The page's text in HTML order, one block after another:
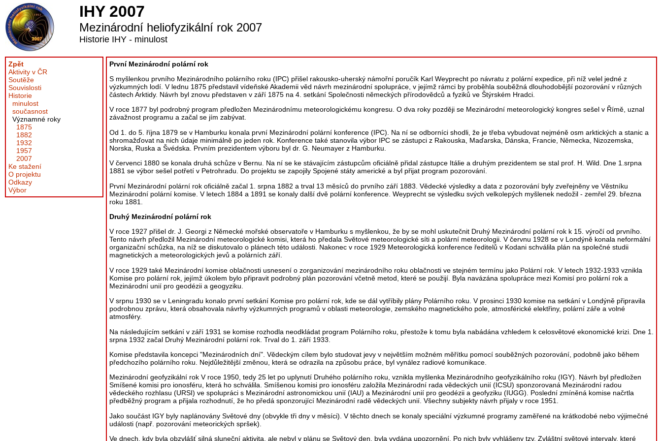
IHY 2007
Mezinárodní heliofyzikální rok 2007
Historie IHY - minulost
Zpět
Aktivity v ČR
Soutěže
Souvislosti
Historie
minulost
současnost
Významné roky
1875
1882
1932
1957
2007
Ke stažení
O projektu
Odkazy
Výbor
První Mezinárodní polární rok
S myšlenkou prvního Mezinárodního polárního roku (IPC) přišel rakousko-uherský námořní poručík Karl Weyprecht po návratu z polární expedice, při níž velel jedné z
výzkumných lodí. V lednu 1875 představil vídeňské Akademii věd návrh mezinárodní spolupráce, v jejímž rámci by proběhla souběžná dlouhodobější pozorování v různých
částech Arktidy. Návrh byl znovu představen v září 1875 na 4. setkání Společnosti německých přírodovědců a fyziků ve Štýrském Hradci.
V roce 1877 byl podrobný program předložen Mezinárodnímu meteorologickému kongresu. O dva roky později se Mezinárodní meteorologický kongres sešel v Římě, uznal
závažnost programu a začal se jím zabývat.
Od 1. do 5. října 1879 se v Hamburku konala první Mezinárodní polární konference (IPC). Na ní se odborníci shodli, že je třeba vybudovat nejméně osm arktických a stanic a
shromažďovat na nich údaje minimálně po jeden rok. Konference také stanovila výbor IPC se zástupci z Rakouska, Maďarska, Dánska, Francie, Německa, Nizozemska,
Norska, Ruska a Švédska. Prvním prezidentem výboru byl dr. G. Neumayer z Hamburku.
V červenci 1880 se konala druhá schůze v Bernu. Na ní se ke stávajícím zástupcům oficiálně přidal zástupce Itálie a druhým prezidentem se stal prof. H. Wild. Dne 1.srpna
1881 se výbor sešel potřetí v Petrohradu. Do projektu se zapojily Spojené státy americké a byl přijat program pozorování.
První Mezinárodní polární rok oficiálně začal 1. srpna 1882 a trval 13 měsíců do prvního září 1883. Vědecké výsledky a data z pozorování byly zveřejněny ve Věstníku
Mezinárodní polární komise. V letech 1884 a 1891 se konaly další dvě polární konference. Weyprecht se výsledku svých velkolepých myšlenek nedožil - zemřel 29. března
roku 1881.
Druhý Mezinárodní polární rok
V roce 1927 přišel dr. J. Georgi z Německé mořské observatoře v Hamburku s myšlenkou, že by se mohl uskutečnit Druhý Mezinárodní polární rok k 15. výročí od prvního.
Tento návrh předložil Mezinárodní meteorologické komisi, která ho předala Světové meteorologické síti a polární meteorologii. V červnu 1928 se v Londýně konala neformální
organizační schůzka, na níž se diskutovalo o plánech této události. Nakonec v roce 1929 Meteorologická konference ředitelů v Kodani schválila plán na společné studii
magnetických a meteorologických jevů a polárních září.
V roce 1929 také Mezinárodní komise oblačnosti usnesení o zorganizování mezinárodního roku oblačnosti ve stejném termínu jako Polární rok. V letech 1932-1933 vznikla
Komise pro polární rok, jejímž úkolem bylo připravit podrobný plán pozorování včetně metod, které se použijí. Byla navázána spolupráce mezi Komisí pro polární rok a
Mezinárodní unií pro geodézii a geogyziku.
V srpnu 1930 se v Leningradu konalo první setkání Komise pro polární rok, kde se dál vytříbily plány Polárního roku. V prosinci 1930 komise na setkání v Londýně připravila
podrobnou zprávu, která obsahovala návrhy výzkumných programů v oblasti meteorologie, zemského magnetického pole, atmosférické elektřiny, polární záře a volné
atmosféry.
Na následujícím setkání v září 1931 se komise rozhodla neodkládat program Polárního roku, přestože k tomu byla nabádána vzhledem k celosvětové ekonomické krizi. Dne 1.
srpna 1932 začal Druhý Mezinárodní polární rok. Trval do 1. září 1933.
Komise představila koncepci "Mezinárodních dní". Vědeckým cílem bylo studovat jevy v největším možném měřítku pomocí souběžných pozorování, podobně jako během
předchozího polárního roku. Nejdůležitější změnou, která se odrazila na způsobu práce, byl vynález radiové komunikace.
Mezinárodní geofyzikální rok V roce 1950, tedy 25 let po uplynutí Druhého polárního roku, vznikla myšlenka Mezinárodního geofyzikálního roku (IGY). Návrh byl předložen
Smíšené komisi pro ionosféru, která ho schválila. Smíšenou komisi pro ionosféru založila Mezinárodní rada vědeckých unií (ICSU) sponzorovaná Mezinárodní radou
vědeckého rozhlasu (URSI) ve spolupráci s Mezinárodní astronomickou unií (IAU) a Mezinárodní unií pro geodézii a geofyziku (IUGG). Poslední zmíněná komise načrtla
předběžný program a přijala rozhodnutí, že ho předá sponzorující Mezinárodní radě vědeckých unií. Všechny subjekty návrh přijaly v roce 1951.
Jako součást IGY byly naplánovány Světové dny (obvykle tři dny v měsíci). V těchto dnech se konaly speciální výzkumné programy zaměřené na krátkodobé nebo výjimečné
události (např. pozorování meteorických spršek).
Ve dnech, kdy byla obzvlášť silná sluneční aktivita, ale nebyl v plánu se Světový den, byla vydána upozornění. Po nich byly vyhlášeny tzv. Zvláštní světové intervaly, které